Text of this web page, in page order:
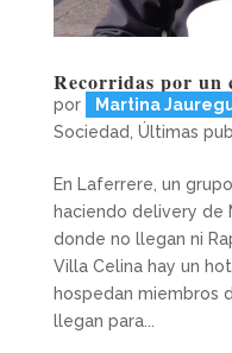
Recorridas por
por Martina
Sociedad Últimas
En Laferrere, un
haciendo delivery de
donde no llegan ni
Villa Celina hay un
hospedan miembros
llegan para...